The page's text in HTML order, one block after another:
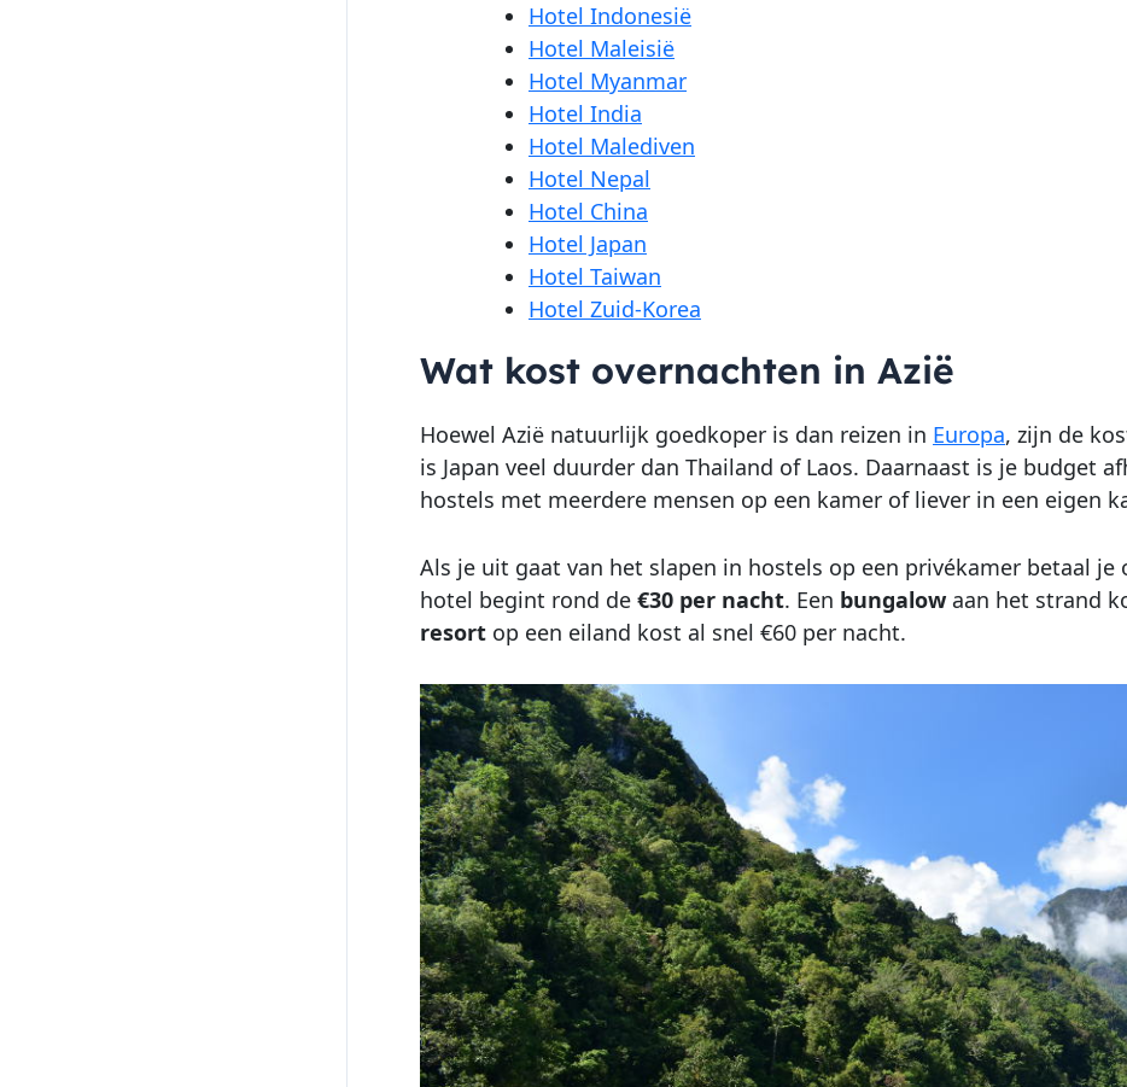
Hotel Indonesië
Hotel Maleisië
Hotel Myanmar
Hotel India
Hotel Malediven
Hotel Nepal
Hotel China
Hotel Japan
Hotel Taiwan
Hotel Zuid-Korea
Wat kost overnachten in Azië
Hoewel Azië natuurlijk goedkoper is dan reizen in Europa, zijn de
is Japan veel duurder dan Thailand of Laos. Daarnaast is je budget
hostels met meerdere mensen op een kamer of liever in een eigen
Als je uit gaat van het slapen in hostels op een privékamer betaal je
hotel begint rond de €30 per nacht. Een bungalow aan het strand
resort op een eiland kost al snel €60 per nacht.